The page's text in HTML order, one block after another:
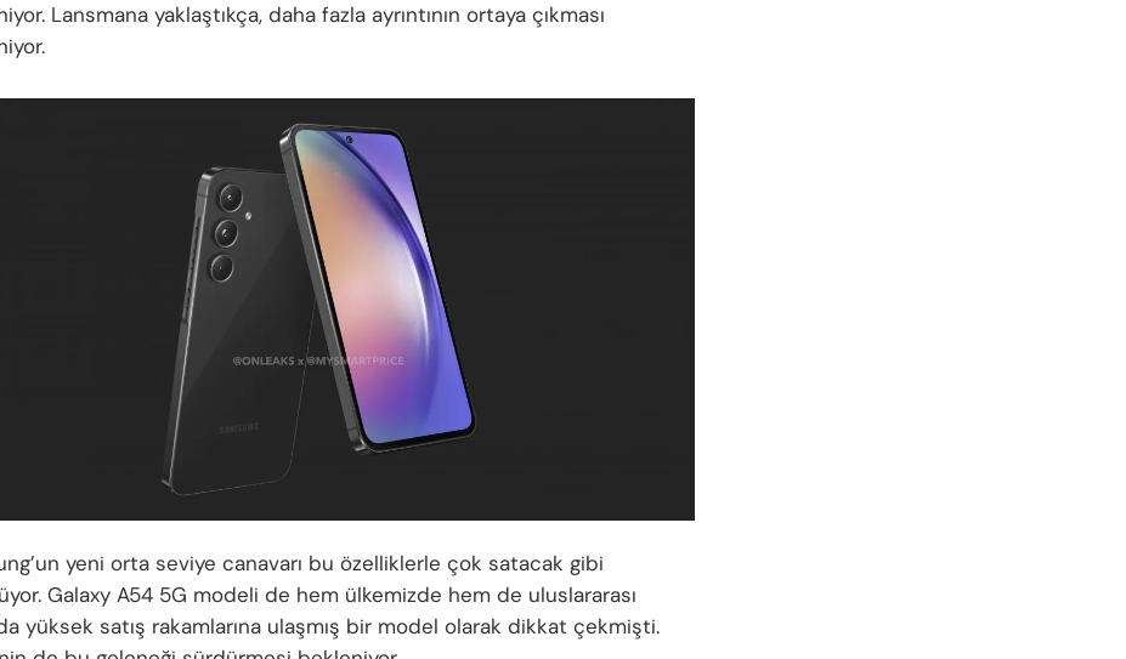
Lansmana yaklaştıkça, daha fazla ayrıntının ortaya çıkması
yeni orta seviye canavarı bu özelliklerle çok satacak gibi
Galaxy A54 5G modeli de hem ülkemizde hem de uluslararası
yüksek satış rakamlarına ulaşmış bir model olarak dikkat çekmişti.